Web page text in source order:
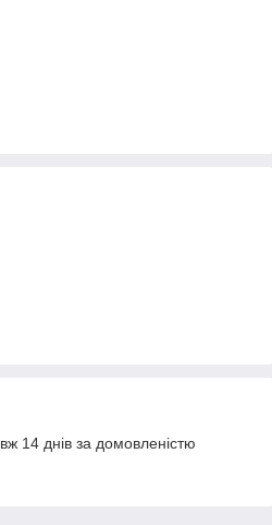
14 днів за домовленістю